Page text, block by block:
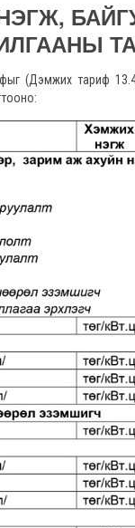
(Дэмжих тариф